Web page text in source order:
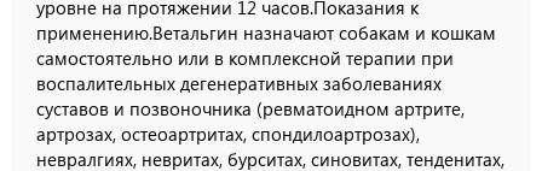
уровне на протяжении 12 часов.Показания к
применению.Ветальгин назначают собакам и кошкам
самостоятельно или в комплексной терапии при
воспалительных дегенеративных заболеваниях
суставов и позвоночника (ревматоидном артрите,
артрозах, остеоартритах, спондилоартрозах),
невралгиях, невритах, бурситах, синовитах, тенденитах,